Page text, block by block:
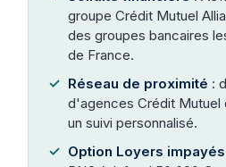
groupe Crédit Mutuel
des groupes bancaires
de France.
Réseau de proximité :
d'agences Crédit Mutuel
un suivi personnalisé.
Option Loyers